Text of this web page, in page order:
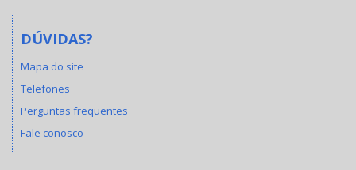
DÚVIDAS?
Mapa do site
Telefones
Perguntas frequentes
Fale conosco